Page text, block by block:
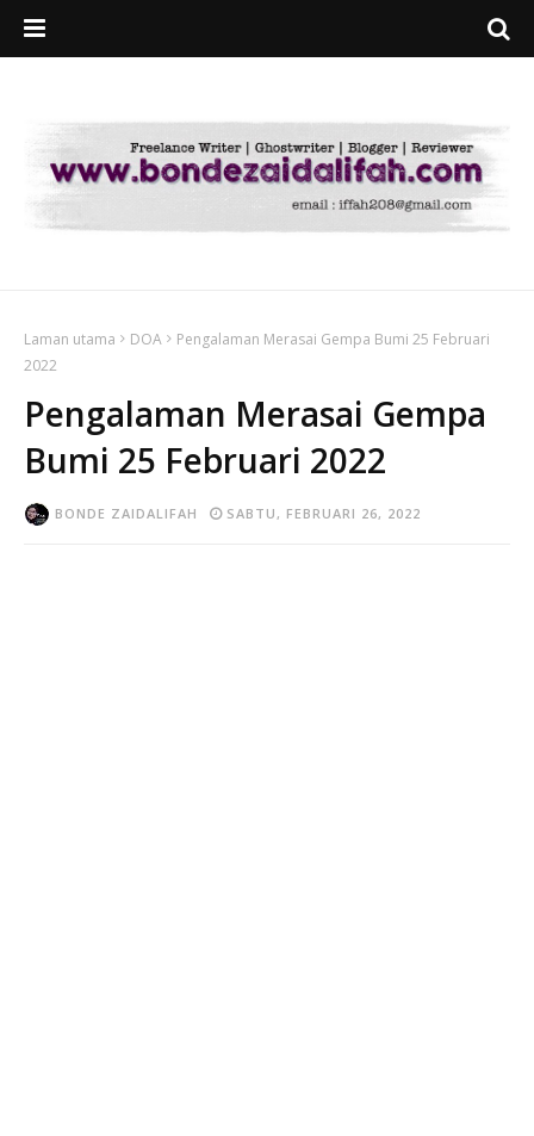
Laman utama DOA
Pengalaman Merasai Gempa Bumi 25 Februari
2022
Pengalaman Merasai Gempa
Bumi 25 Februari 2022
BONDE ZAIDALIFAH SABTU, FEBRUARI 26, 2022